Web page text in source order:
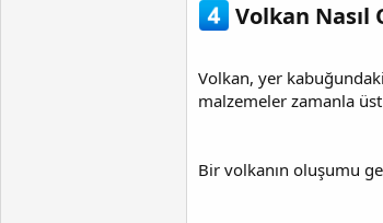
Volkan Nasıl
Volkan, yer
malzemeler zamanla
Bir volkanın oluşumu